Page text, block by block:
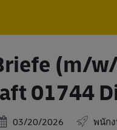
(m/
01744
Date
03/20/2026 พนัก